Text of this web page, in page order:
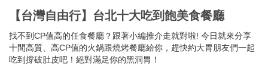
【台灣自由行】台北十大吃到飽美食餐廳
找不到CP值高的任食餐廳？跟著小編推介走就對啦! 今日就來分享
十間高質、高CP值的火鍋跟燒烤餐廳給你，趕快約大胃朋友們一起
吃到撐破肚皮吧！絕對滿足你的黑洞胃！